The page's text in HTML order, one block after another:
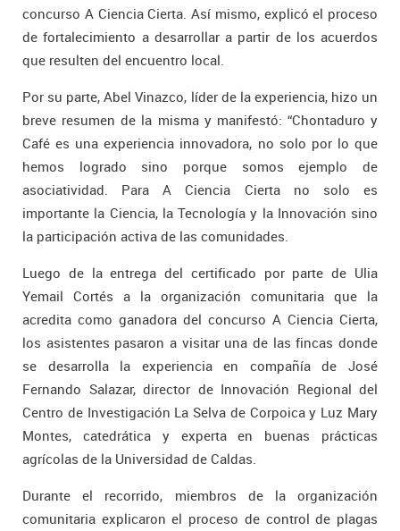
concurso A Ciencia Cierta. Así mismo, explicó el proceso
de fortalecimiento a desarrollar a partir de los acuerdos
que resulten del encuentro local.
Por su parte, Abel Vinazco, líder de la experiencia, hizo un
breve resumen de la misma y manifestó: “Chontaduro y
Café es una experiencia innovadora, no solo por lo que
hemos logrado sino porque somos ejemplo de
asociatividad. Para A Ciencia Cierta no solo es
importante la Ciencia, la Tecnología y la Innovación sino
la participación activa de las comunidades.
Luego de la entrega del certificado por parte de Ulia
Yemail Cortés a la organización comunitaria que la
acredita como ganadora del concurso A Ciencia Cierta,
los asistentes pasaron a visitar una de las fincas donde
se desarrolla la experiencia en compañía de José
Fernando Salazar, director de Innovación Regional del
Centro de Investigación La Selva de Corpoica y Luz Mary
Montes, catedrática y experta en buenas prácticas
agrícolas de la Universidad de Caldas.
Durante el recorrido, miembros de la organización
comunitaria explicaron el proceso de control de plagas